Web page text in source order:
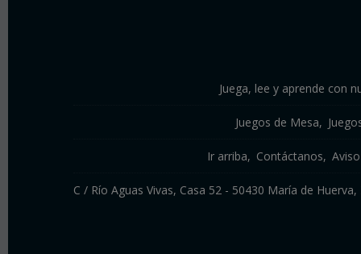
Juega, lee y aprende con
Juegos de Mesa
Ir arriba Contáctanos
C / Río Aguas Vivas, Casa 52 - 50430 María de